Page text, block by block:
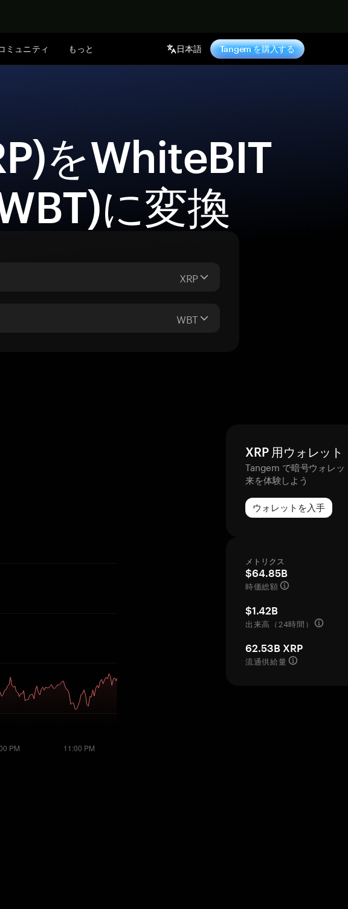
ミュニティ もっと 日本語 Tangem を購入する
に変換
XRP
WBT
XRP 用ウォレット
Tangem で暗号ウォレッ
来を体験しよう
ウォレットを入手
メトリクス
$64.85B
時価総額
$1.42B
出来高（24時間）
62.53B XRP
流通供給量